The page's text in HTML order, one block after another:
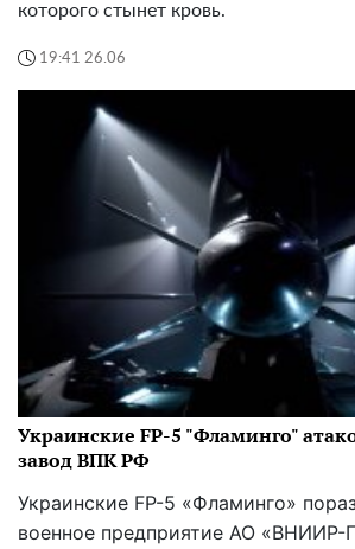
которого стынет кровь.
19:41 26.06
Украинские FP-5 "Фламинго"
завод ВПК РФ
Украинские FP-5 «Фламинго»
военное предприятие АО «ВНИИР-